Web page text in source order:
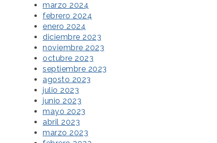
marzo 2024
febrero 2024
enero 2024
diciembre 2023
noviembre 2023
octubre 2023
septiembre 2023
agosto 2023
julio 2023
junio 2023
mayo 2023
abril 2023
marzo 2023